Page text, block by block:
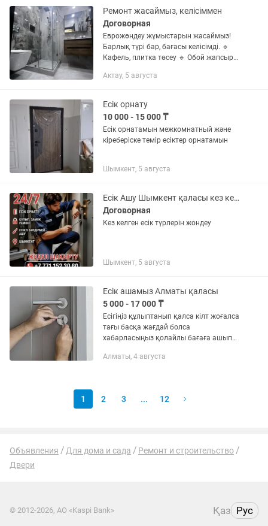
Ремонт жасаймыз, келісіммен
Договорная
Еврожөндеу жұмыстарын жасаймыз!
Барлық түрі бар, бағасы келісімді. 🔹
Кафель, плитка төсеу 🔹 Обой жапсыру
Ламинат, линолеум, паркет төсеу 🔹
Актау, 5 августа
Есік орнату
10 000 - 15 000 ₸
Есік орнатамын межкомнатный және
кіреберіске темір есіктер орнатамын
Шымкент, 5 августа
Есік Ашу Шымкент қаласы кез келген замоктарды ашамыз взлом замок
Договорная
Кез келген есік түрлерін жондеу
Шымкент, 5 августа
Есік ашамыз Алматы қаласы
5 000 - 17 000 ₸
Есігіңіз құлыптанып қалса кілт жоғалса
тағы басқа жағдай болса
хабарласыңыз қолайлы бағаға ашып
Алматы, 4 августа
1 2 3 ... 12
Объявления Для дома и сада
Ремонт и строительство
Двери
© 2012-2026, АО «Kaspi Bank» Қаз Рус